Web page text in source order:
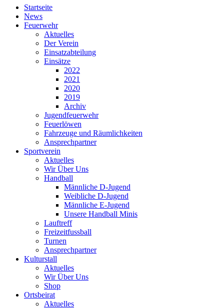
Startseite
News
Feuerwehr
Aktuelles
Der Verein
Einsatzabteilung
Einsätze
2022
2021
2020
2019
Archiv
Jugendfeuerwehr
Feuerlöwen
Fahrzeuge und Räumlichkeiten
Ansprechpartner
Sportverein
Aktuelles
Wir Über Uns
Handball
Männliche D-Jugend
Weibliche D-Jugend
Männliche E-Jugend
Unsere Handball Minis
Lauftreff
Freizeitfussball
Turnen
Ansprechpartner
Kulturstall
Aktuelles
Wir Über Uns
Shop
Ortsbeirat
Aktuelles